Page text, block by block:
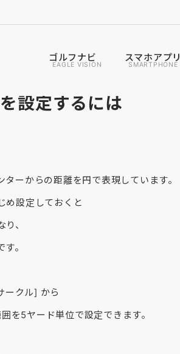
ゴルフナビ
EAGLE VISION
スマホアプリ
SMARTPHONE
設定するには
ーからの距離を円で表現しています。
め設定しておくと
、
。
クル] から
を5ヤード単位で設定できます。